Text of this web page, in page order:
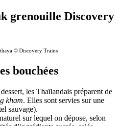
© Discovery Trains
bouchées
les Thaïlandais préparent de
kham. Elles sont servies sur une
sauvage).
sur lequel on dépose, selon